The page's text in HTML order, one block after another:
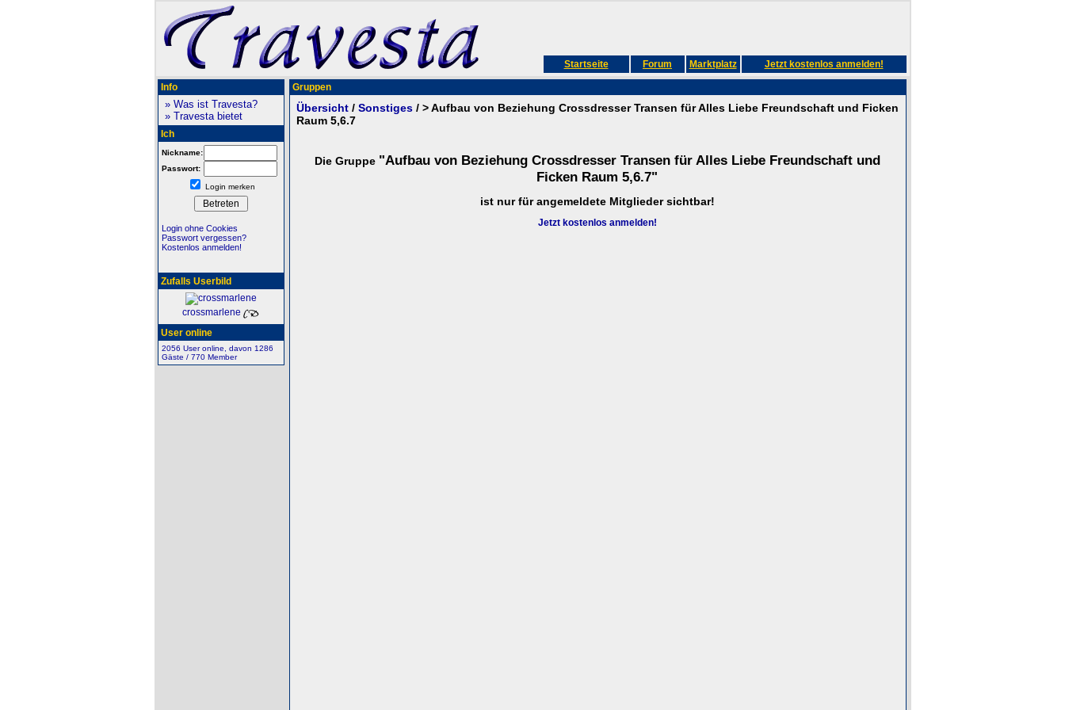
Startseite Forum Marktplatz Jetzt kostenlos anmelden!
Info
» Was ist Travesta?
» Travesta bietet
Ich
Nickname:
Passwort:
Login merken
Login ohne Cookies
Passwort vergessen?
Kostenlos anmelden!
Zufalls Userbild
crossmarlene
User online
2056 User online, davon 1286
Gäste / 770 Member
Gruppen
Übersicht/ Sonstiges/ > Aufbau von Beziehung Crossdresser Transen für Alles Liebe Freundschaft und Ficken
Raum 5,6.7
Die Gruppe "Aufbau von Beziehung Crossdresser Transen für Alles Liebe Freundschaft und
Ficken Raum 5,6.7"
ist nur für angemeldete Mitglieder sichtbar!
Jetzt kostenlos anmelden!